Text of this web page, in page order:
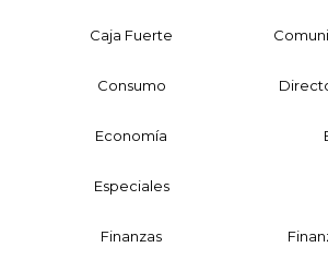
Caja Fuerte
Consumo
Economía
Especiales
Finanzas